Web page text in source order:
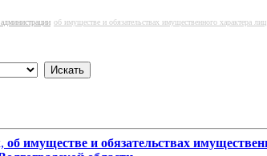
администрации об имуществе и обязательствах имущественного характера лиц
об имуществе и обязательствах